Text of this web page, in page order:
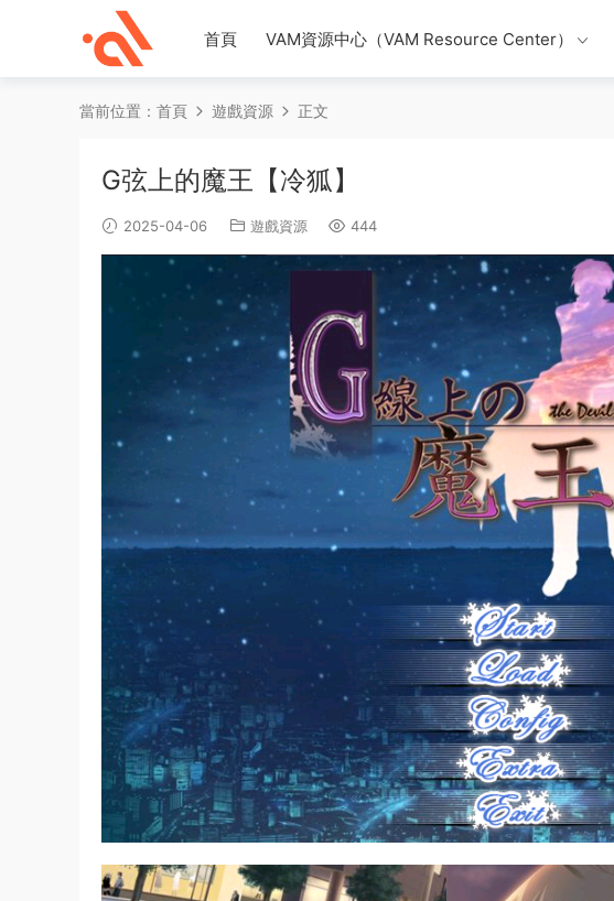
首頁 VAM資源中心（VAM Resource Center）
當前位置： 首頁 遊戲資源 正文
G弦上的魔王【冷狐】
2025-04-06 遊戲資源 444